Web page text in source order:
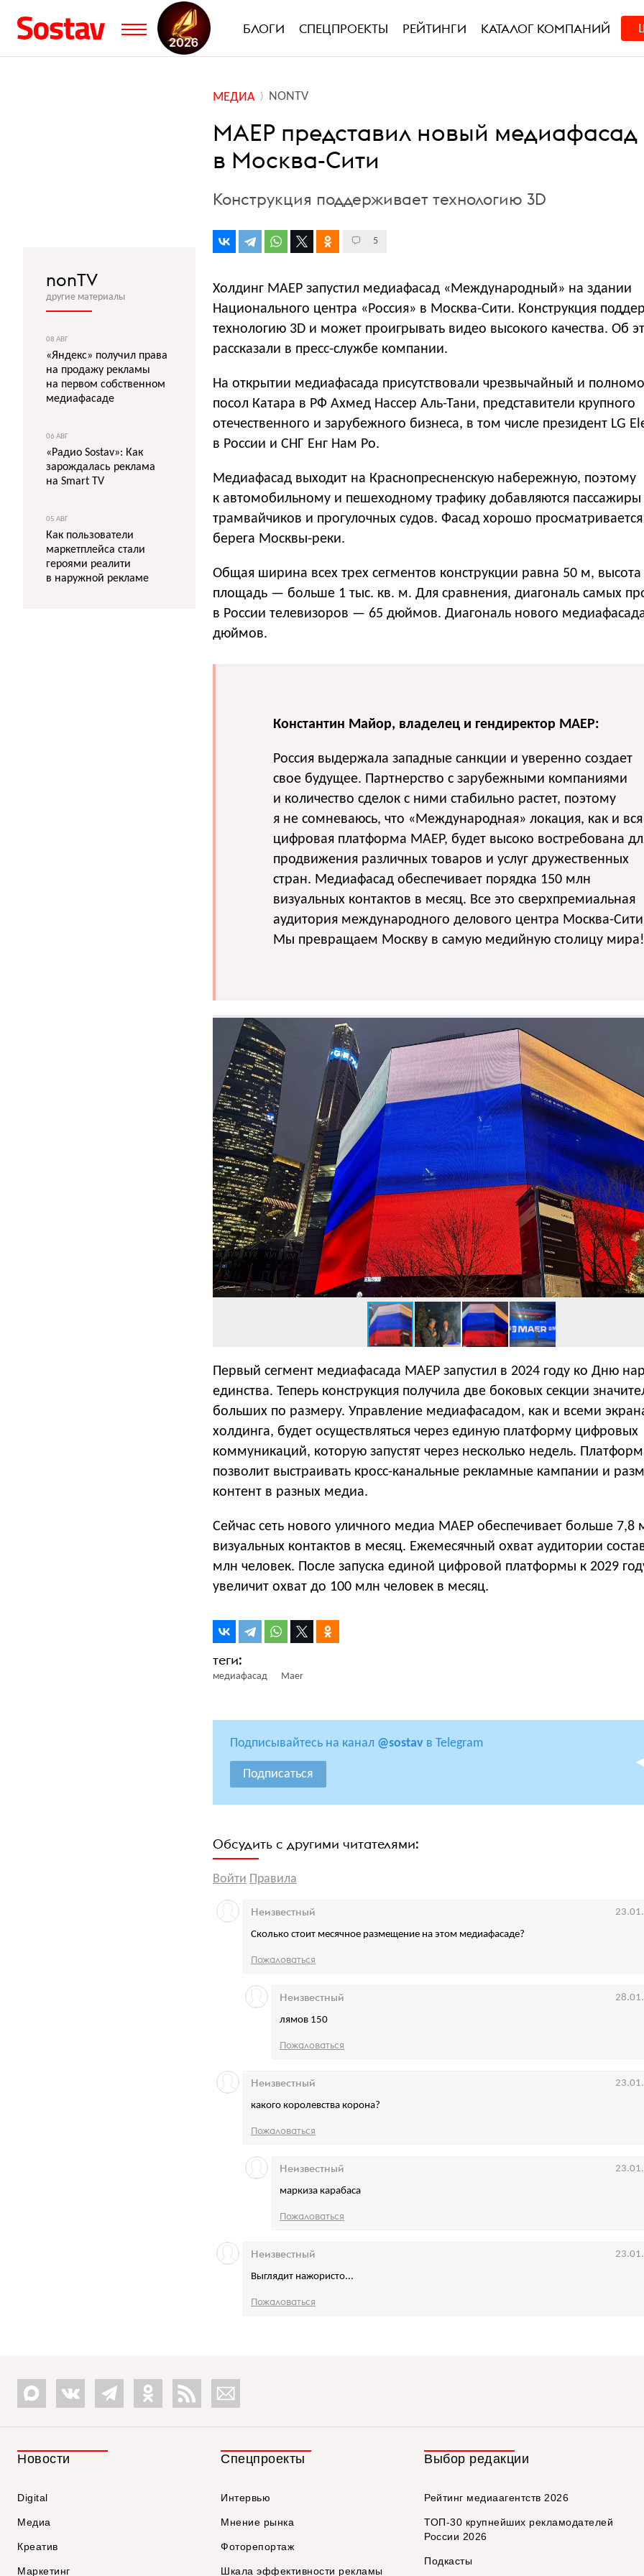
БЛОГИ СПЕЦПРОЕКТЫ РЕЙТИНГИ КАТАЛОГ КОМПАНИЙ
МЕДИА NONTV
МАЕР представил новый медиафасад
в Москва-Сити
Конструкция поддерживает технологию 3D
5
Холдинг МАЕР запустил медиафасад «Международный» на здании
Национального центра «Россия» в Москва-Сити. Конструкция
технологию 3D и может проигрывать видео высокого качества. Об
рассказали в пресс-службе компании.
На открытии медиафасада присутствовали чрезвычайный и
посол Катара в РФ Ахмед Нассер Аль-Тани, представители крупного
отечественного и зарубежного бизнеса, в том числе президент LG
в России и СНГ Енг Нам Ро.
Медиафасад выходит на Краснопресненскую набережную, поэтому
к автомобильному и пешеходному трафику добавляются
трамвайчиков и прогулочных судов. Фасад хорошо просматривается
берега Москвы-реки.
Общая ширина всех трех сегментов конструкции равна 50 м,
площадь — больше 1 тыс. кв. м. Для сравнения, диагональ самых
в России телевизоров — 65 дюймов. Диагональ нового
дюймов.
Константин Майор, владелец и гендиректор МАЕР:
Россия выдержала западные санкции и уверенно создает
свое будущее. Партнерство с зарубежными компаниями
и количество сделок с ними стабильно растет, поэтому
я не сомневаюсь, что «Международная» локация, как и вся
цифровая платформа МАЕР, будет высоко востребована
продвижения различных товаров и услуг дружественных
стран. Медиафасад обеспечивает порядка 150 млн
визуальных контактов в месяц. Все это сверхпремиальная
аудитория международного делового центра Москва-
Мы превращаем Москву в самую медийную столицу мира!
Первый сегмент медиафасада МАЕР запустил в 2024 году ко Дню
единства. Теперь конструкция получила две боковых секции
больших по размеру. Управление медиафасадом, как и всеми
холдинга, будет осуществляться через единую платформу цифровых
коммуникаций, которую запустят через несколько недель.
позволит выстраивать кросс-канальные рекламные кампании и
контент в разных медиа.
Сейчас сеть нового уличного медиа МАЕР обеспечивает больше 7,8
визуальных контактов в месяц. Ежемесячный охват аудитории
млн человек. После запуска единой цифровой платформы к 2029
увеличит охват до 100 млн человек в месяц.
медиафасад Maer
Подписывайтесь на канал @sostav в Telegram
Подписаться
Обсудить с другими читателями:
Войти Правила
Сколько стоит месячное размещение на этом медиафасаде?
Неизвестный
Пожаловаться
лямов 150
Неизвестный
Пожаловаться
какого королевства корона?
Неизвестный
Пожаловаться
маркиза карабаса
Неизвестный
Пожаловаться
Выглядит нажористо...
Неизвестный
Пожаловаться
nonTV
другие материалы
08 АВГ
«Яндекс» получил права
на продажу рекламы
на первом собственном
медиафасаде
06 АВГ
«Радио Sostav»: Как
зарождалась реклама
на Smart TV
05 АВГ
Как пользователи
маркетплейса стали
героями реалити
в наружной рекламе
Новости
Digital
Медиа
Креатив
Маркетинг
Спецпроекты
Интервью
Мнение рынка
Фоторепортаж
Шкала эффективности рекламы
Выбор редакции
Рейтинг медиаагентств 2026
ТОП-30 крупнейших рекламодателей
России 2026
Подкасты